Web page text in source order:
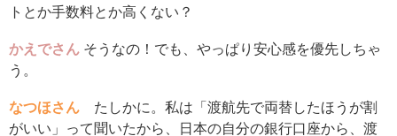
トとか手数料とか高くない？
かえでさん そうなの！でも、やっぱり安心感を優先しちゃ
う。
なつほさん たしかに。私は「渡航先で両替したほうが割
がいい」って聞いたから、日本の自分の銀行口座から、渡